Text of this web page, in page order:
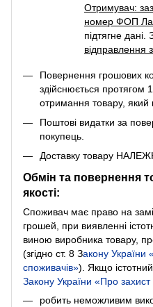
Отримувач:
номер ФОП
підтягне дані.
відправлення
Повернення грошових
здійснюється протягом
отримання товару, який
Поштові видатки за
покупець.
Доставку товару
Обмін та повернення
якості:
Споживач має право на
грошей, при виявленні
виною виробника товару,
(згідно ст. 8 Закону України
споживачів»). Якщо істотний
Закону України «Про
робить неможливим